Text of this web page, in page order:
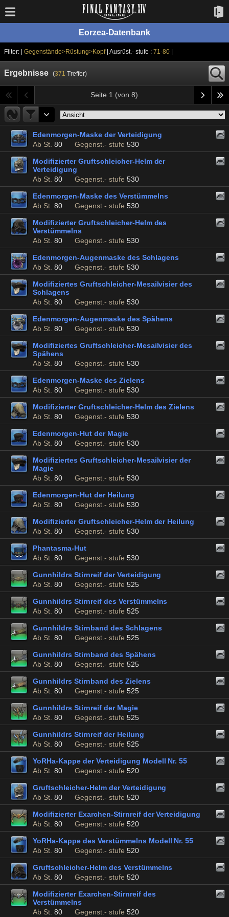
Eorzea-Datenbank
Filter: | Gegenstände>Rüstung>Kopf | Ausrüst.- stufe :71-80
Ergebnisse (371 Treffer)
Seite 1 (von 8)
Edenmorgen-Maske der Verteidigung
Ab St. 80 Gegenst.- stufe 530
Modifizierter Gruftschleicher-Helm der
Verteidigung
Ab St. 80 Gegenst.- stufe 530
Edenmorgen-Maske des Verstümmelns
Ab St. 80 Gegenst.- stufe 530
Modifizierter Gruftschleicher-Helm des
Verstümmelns
Ab St. 80 Gegenst.- stufe 530
Edenmorgen-Augenmaske des Schlagens
Ab St. 80 Gegenst.- stufe 530
Modifiziertes Gruftschleicher-Mesailvisier des
Schlagens
Ab St. 80 Gegenst.- stufe 530
Edenmorgen-Augenmaske des Spähens
Ab St. 80 Gegenst.- stufe 530
Modifiziertes Gruftschleicher-Mesailvisier des
Spähens
Ab St. 80 Gegenst.- stufe 530
Edenmorgen-Maske des Zielens
Ab St. 80 Gegenst.- stufe 530
Modifizierter Gruftschleicher-Helm des Zielens
Ab St. 80 Gegenst.- stufe 530
Edenmorgen-Hut der Magie
Ab St. 80 Gegenst.- stufe 530
Modifiziertes Gruftschleicher-Mesailvisier der
Magie
Ab St. 80 Gegenst.- stufe 530
Edenmorgen-Hut der Heilung
Ab St. 80 Gegenst.- stufe 530
Modifizierter Gruftschleicher-Helm der Heilung
Ab St. 80 Gegenst.- stufe 530
Phantasma-Hut
Ab St. 80 Gegenst.- stufe 530
Gunnhildrs Stirnreif der Verteidigung
Ab St. 80 Gegenst.- stufe 525
Gunnhildrs Stirnreif des Verstümmelns
Ab St. 80 Gegenst.- stufe 525
Gunnhildrs Stirnband des Schlagens
Ab St. 80 Gegenst.- stufe 525
Gunnhildrs Stirnband des Spähens
Ab St. 80 Gegenst.- stufe 525
Gunnhildrs Stirnband des Zielens
Ab St. 80 Gegenst.- stufe 525
Gunnhildrs Stirnreif der Magie
Ab St. 80 Gegenst.- stufe 525
Gunnhildrs Stirnreif der Heilung
Ab St. 80 Gegenst.- stufe 525
YoRHa-Kappe der Verteidigung Modell Nr. 55
Ab St. 80 Gegenst.- stufe 520
Gruftschleicher-Helm der Verteidigung
Ab St. 80 Gegenst.- stufe 520
Modifizierter Exarchen-Stirnreif der Verteidigung
Ab St. 80 Gegenst.- stufe 520
YoRHa-Kappe des Verstümmelns Modell Nr. 55
Ab St. 80 Gegenst.- stufe 520
Gruftschleicher-Helm des Verstümmelns
Ab St. 80 Gegenst.- stufe 520
Modifizierter Exarchen-Stirnreif des
Verstümmelns
Ab St. 80 Gegenst.- stufe 520